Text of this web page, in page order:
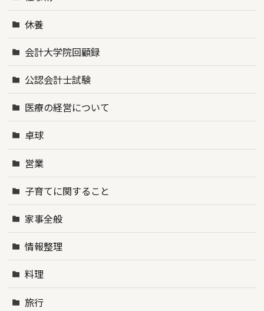
休養
会計大学院回顧録
公認会計士試験
医療の経営について
卓球
営業
子育てに関すること
家事全般
情報整理
料理
旅行